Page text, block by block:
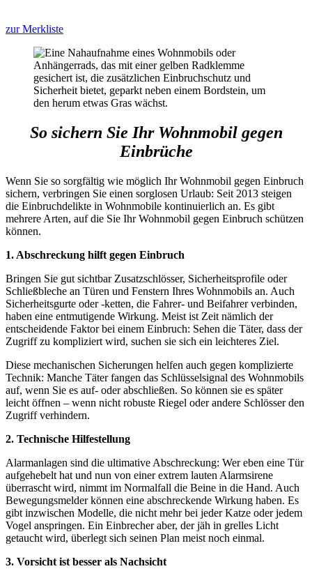
zur Merkliste
So sichern Sie Ihr Wohnmobil gegen
Einbrüche
Wenn Sie so sorgfältig wie möglich Ihr Wohnmobil gegen Einbruch
sichern, verbringen Sie einen sorglosen Urlaub: Seit 2013 steigen
die Einbruchdelikte in Wohnmobile kontinuierlich an. Es gibt
mehrere Arten, auf die Sie Ihr Wohnmobil gegen Einbruch schützen
können.
1. Abschreckung hilft gegen Einbruch
Bringen Sie gut sichtbar Zusatzschlösser, Sicherheitsprofile oder
Schließbleche an Türen und Fenstern Ihres Wohnmobils an. Auch
Sicherheitsgurte oder -ketten, die Fahrer- und Beifahrer verbinden,
haben eine entmutigende Wirkung. Meist ist Zeit nämlich der
entscheidende Faktor bei einem Einbruch: Sehen die Täter, dass der
Zugriff zu kompliziert wird, suchen sie sich ein leichteres Ziel.
Diese mechanischen Sicherungen helfen auch gegen komplizierte
Technik: Manche Täter fangen das Schlüsselsignal des Wohnmobils
auf, wenn Sie es auf- oder abschließen. So können sie es später
leicht öffnen – wenn nicht robuste Riegel oder andere Schlösser den
Zugriff verhindern.
2. Technische Hilfestellung
Alarmanlagen sind die ultimative Abschreckung: Wer eben eine Tür
aufgehebelt hat und nun von einer extrem lauten Alarmsirene
überrascht wird, nimmt im Normalfall die Beine in die Hand. Auch
Bewegungsmelder können eine abschreckende Wirkung haben. Es
gibt inzwischen Modelle, die nicht mehr bei jeder Katze oder jedem
Vogel anspringen. Ein Einbrecher aber, der jäh in grelles Licht
getaucht wird, überlegt sich seinen Plan meist noch einmal.
3. Vorsicht ist besser als Nachsicht